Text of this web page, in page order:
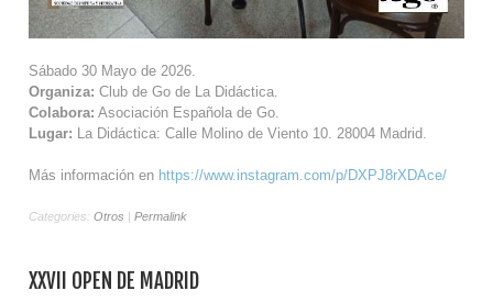
Sábado 30 Mayo de 2026.
Organiza: Club de Go de La Didáctica.
Colabora: Asociación Española de Go.
Lugar: La Didáctica: Calle Molino de Viento 10. 28004 Madrid.
Más información en https://www.instagram.com/p/DXPJ8rXDAce/
Categories: Otros | Permalink
XXVII OPEN DE MADRID